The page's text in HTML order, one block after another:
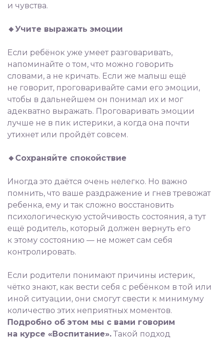
и чувства.
🔸Учите выражать эмоции
Если ребёнок уже умеет разговаривать,
напоминайте о том, что можно говорить
словами, а не кричать. Если же малыш ещё
не говорит, проговаривайте сами его эмоции,
чтобы в дальнейшем он понимал их и мог
адекватно выражать. Проговаривать эмоции
лучше не в пик истерики, а когда она почти
утихнет или пройдёт совсем.
🔸Сохраняйте спокойствие
Иногда это даётся очень нелегко. Но важно
помнить, что ваше раздражение и гнев тревожат
ребенка, ему и так сложно восстановить
психологическую устойчивость состояния, а тут
ещё родитель, который должен вернуть его
к этому состоянию — не может сам себя
контролировать.
Если родители понимают причины истерик,
чётко знают, как вести себя с ребёнком в той или
иной ситуации, они смогут свести к минимуму
количество этих неприятных моментов.
Подробно об этом мы с вами говорим
на курсе «Воспитание». Такой подход